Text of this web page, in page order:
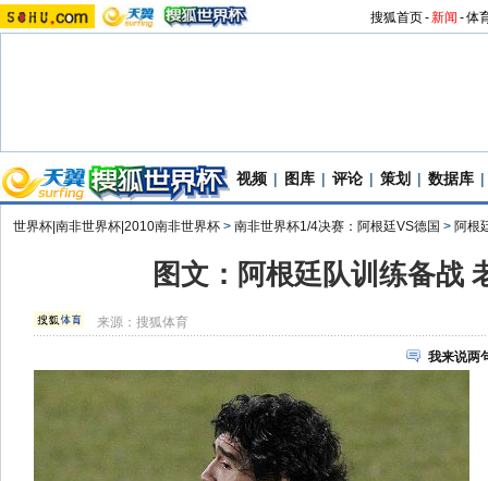
搜狐首页-新闻 -体
视频 | 图库 | 评论 | 策划 | 数据库 |
世界杯|南非世界杯|2010南非世界杯 > 南非世界杯1/4决赛：阿根廷VS德国 > 阿根
图文：阿根廷队训练备战
来源：搜狐体育
我来说两